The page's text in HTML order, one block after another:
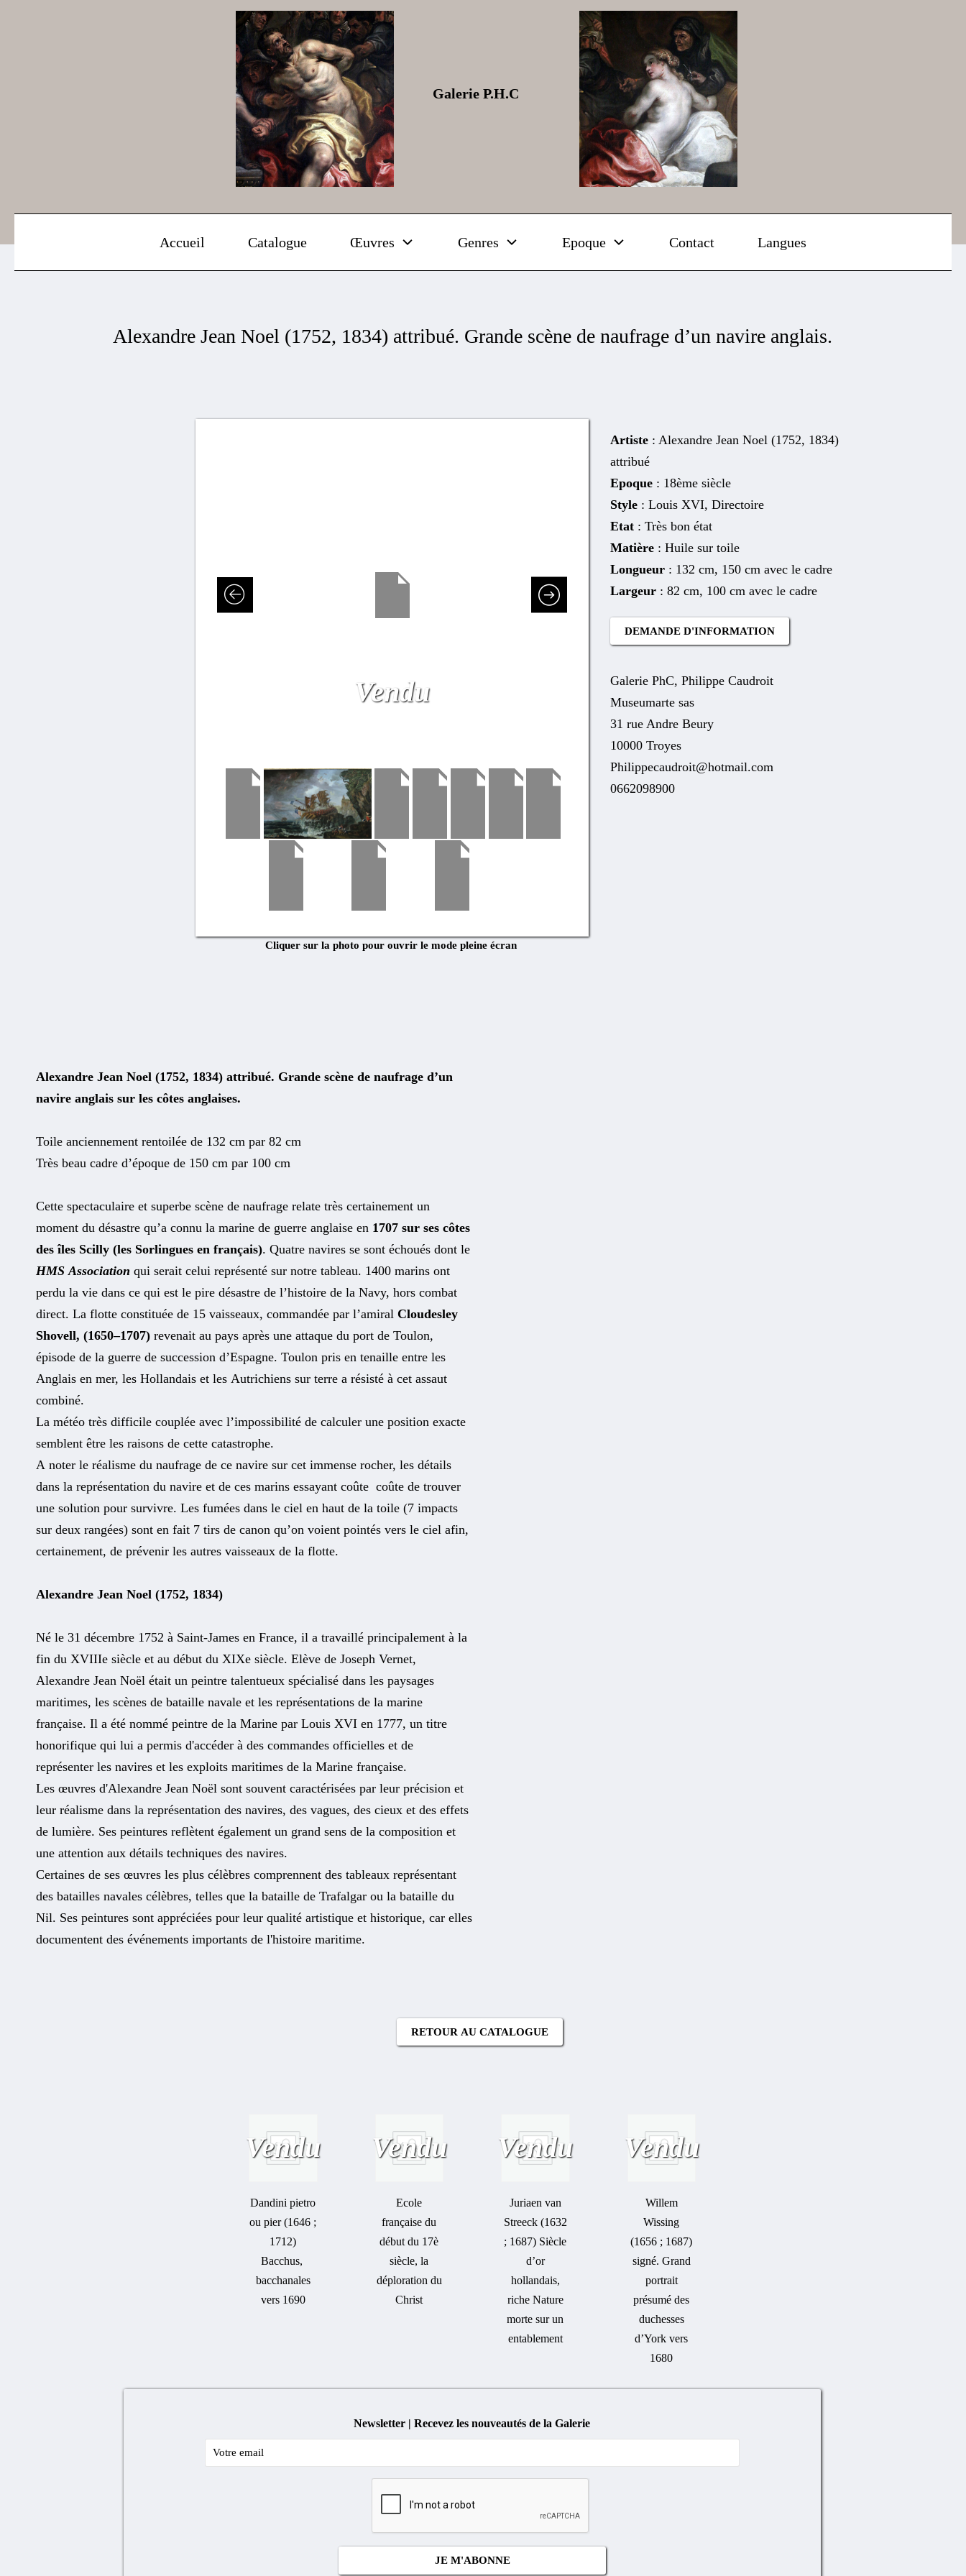
Galerie P.H.C
Accueil Catalogue Œuvres Genres Epoque Contact Langues
Alexandre Jean Noel (1752, 1834) attribué. Grande scène de naufrage d’un navire anglais.
Vendu
Cliquer sur la photo pour ouvrir le mode pleine écran
Artiste : Alexandre Jean Noel (1752, 1834)
attribué
Epoque : 18ème siècle
Style : Louis XVI, Directoire
Etat : Très bon état
Matière : Huile sur toile
Longueur : 132 cm, 150 cm avec le cadre
Largeur : 82 cm, 100 cm avec le cadre
DEMANDE D'INFORMATION
Galerie PhC, Philippe Caudroit
Museumarte sas
31 rue Andre Beury
10000 Troyes
Philippecaudroit@hotmail.com
0662098900
Alexandre Jean Noel (1752, 1834) attribué. Grande scène de naufrage d’un
navire anglais sur les côtes anglaises.
Toile anciennement rentoilée de 132 cm par 82 cm
Très beau cadre d’époque de 150 cm par 100 cm
Cette spectaculaire et superbe scène de naufrage relate très certainement un
moment du désastre qu’a connu la marine de guerre anglaise en 1707 sur ses côtes
des îles Scilly (les Sorlingues en français). Quatre navires se sont échoués dont le
HMS Association qui serait celui représenté sur notre tableau. 1400 marins ont
perdu la vie dans ce qui est le pire désastre de l’histoire de la Navy, hors combat
direct. La flotte constituée de 15 vaisseaux, commandée par l’amiral Cloudesley
Shovell, (1650–1707) revenait au pays après une attaque du port de Toulon,
épisode de la guerre de succession d’Espagne. Toulon pris en tenaille entre les
Anglais en mer, les Hollandais et les Autrichiens sur terre a résisté à cet assaut
combiné.
La météo très difficile couplée avec l’impossibilité de calculer une position exacte
semblent être les raisons de cette catastrophe.
A noter le réalisme du naufrage de ce navire sur cet immense rocher, les détails
dans la représentation du navire et de ces marins essayant coûte coûte de trouver
une solution pour survivre. Les fumées dans le ciel en haut de la toile (7 impacts
sur deux rangées) sont en fait 7 tirs de canon qu’on voient pointés vers le ciel afin,
certainement, de prévenir les autres vaisseaux de la flotte.
Alexandre Jean Noel (1752, 1834)
Né le 31 décembre 1752 à Saint-James en France, il a travaillé principalement à la
fin du XVIIIe siècle et au début du XIXe siècle. Elève de Joseph Vernet,
Alexandre Jean Noël était un peintre talentueux spécialisé dans les paysages
maritimes, les scènes de bataille navale et les représentations de la marine
française. Il a été nommé peintre de la Marine par Louis XVI en 1777, un titre
honorifique qui lui a permis d'accéder à des commandes officielles et de
représenter les navires et les exploits maritimes de la Marine française.
Les œuvres d'Alexandre Jean Noël sont souvent caractérisées par leur précision et
leur réalisme dans la représentation des navires, des vagues, des cieux et des effets
de lumière. Ses peintures reflètent également un grand sens de la composition et
une attention aux détails techniques des navires.
Certaines de ses œuvres les plus célèbres comprennent des tableaux représentant
des batailles navales célèbres, telles que la bataille de Trafalgar ou la bataille du
Nil. Ses peintures sont appréciées pour leur qualité artistique et historique, car elles
documentent des événements importants de l'histoire maritime.
RETOUR AU CATALOGUE
Vendu
Dandini pietro
ou pier (1646 ;
1712)
Bacchus,
bacchanales
vers 1690
Vendu
Ecole
française du
début du 17è
siècle, la
déploration du
Christ
Vendu
Juriaen van
Streeck (1632
; 1687) Siècle
d’or
hollandais,
riche Nature
morte sur un
entablement
Vendu
Willem
Wissing
(1656 ; 1687)
signé. Grand
portrait
présumé des
duchesses
d’York vers
1680
Newsletter | Recevez les nouveautés de la Galerie
n'êtes